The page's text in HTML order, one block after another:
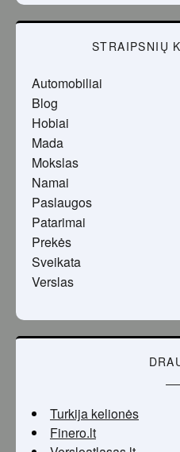
STRAIPSNIŲ
Automobiliai
Blog
Hobiai
Mada
Mokslas
Namai
Paslaugos
Patarimai
Prekės
Sveikata
Verslas
Turkija kelionės
Finero.lt